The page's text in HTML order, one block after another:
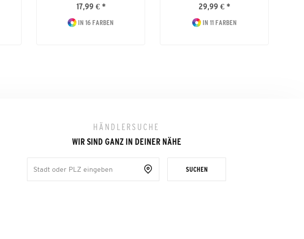
17,99 € *
IN 16 FARBEN
29,99 € *
IN 11 FARBEN
HÄNDLERSUCHE
WIR SIND GANZ IN DEINER NÄHE
SUCHEN